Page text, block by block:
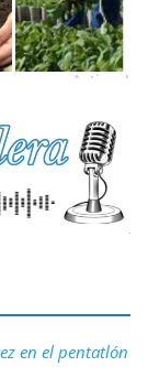
en el pentatlón